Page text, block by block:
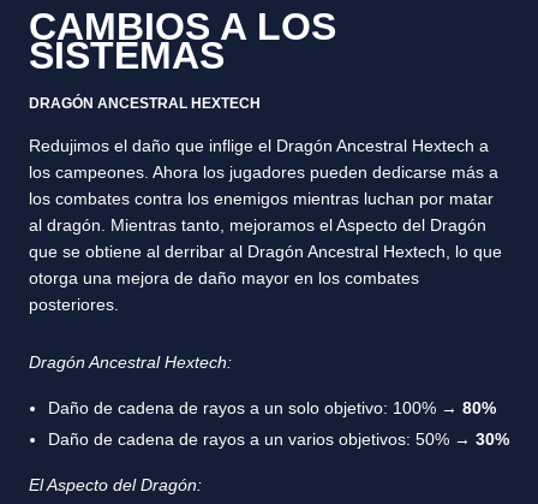
CAMBIOS A LOS
SISTEMAS
DRAGÓN ANCESTRAL HEXTECH
Redujimos el daño que inflige el Dragón Ancestral Hextech a
los campeones. Ahora los jugadores pueden dedicarse más a
los combates contra los enemigos mientras luchan por matar
al dragón. Mientras tanto, mejoramos el Aspecto del Dragón
que se obtiene al derribar al Dragón Ancestral Hextech, lo que
otorga una mejora de daño mayor en los combates
posteriores.
Dragón Ancestral Hextech:
Daño de cadena de rayos a un solo objetivo: 100% → 80%
Daño de cadena de rayos a un varios objetivos: 50% → 30%
El Aspecto del Dragón: